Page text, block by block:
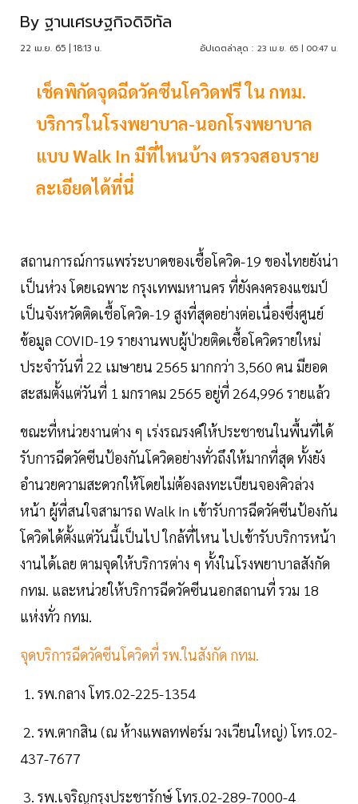
By ฐานเศรษฐกิจดิจิทัล
22 เม.ย. 65 | 18:13 น. อัปเดตล่าสุด : 23 เม.ย. 65 | 00:47 น.
เช็คพิกัดจุดฉีดวัคซีนโควิดฟรี ใน กทม.
บริการในโรงพยาบาล-นอกโรงพยาบาล
แบบ Walk In มีที่ไหนบ้าง ตรวจสอบราย
ละเอียดได้ที่นี่
สถานการณ์การแพร่ระบาดของเชื้อโควิด-19 ของไทยยังน่า
เป็นห่วง โดยเฉพาะ กรุงเทพมหานคร ที่ยังคงครองแชมป์
เป็นจังหวัดติดเชื้อโควิด-19 สูงที่สุดอย่างต่อเนื่องซึ่งศูนย์
ข้อมูล COVID-19 รายงานพบผู้ป่วยติดเชื้อโควิดรายใหม่
ประจำวันที่ 22 เมษายน 2565 มากกว่า 3,560 คน มียอด
สะสมตั้งแต่วันที่ 1 มกราคม 2565 อยู่ที่ 264,996 รายแล้ว
ขณะที่หน่วยงานต่าง ๆ เร่งรณรงค์ให้ประชาชนในพื้นที่ได้
รับการฉีดวัคซีนป้องกันโควิดอย่างทั่วถึงให้มากที่สุด ทั้งยัง
อำนวยความสะดวกให้โดยไม่ต้องลงทะเบียนจองคิวล่วง
หน้า ผู้ที่สนใจสามารถ Walk In เข้ารับการฉีดวัคซีนป้องกัน
โควิดได้ตั้งแต่วันนี้เป็นไป ใกล้ที่ไหน ไปเข้ารับบริการหน้า
งานได้เลย ตามจุดให้บริการต่าง ๆ ทั้งในโรงพยาบาลสังกัด
กทม. และหน่วยให้บริการฉีดวัคซีนนอกสถานที่ รวม 18
แห่งทั่ว กทม.
จุดบริการฉีดวัคซีนโควิดที่ รพ.ในสังกัด กทม.
1. รพ.กลาง โทร.02-225-1354
2. รพ.ตากสิน (ณ ห้างแพลทฟอร์ม วงเวียนใหญ่) โทร.02-
437-7677
3. รพ.เจริญกรุงประชารักษ์ โทร.02-289-7000-4